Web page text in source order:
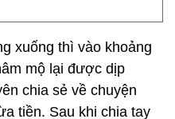
xuống thì vào khoảng
mộ lại được dịp
chia sẻ về chuyện
tiền. Sau khi chia tay